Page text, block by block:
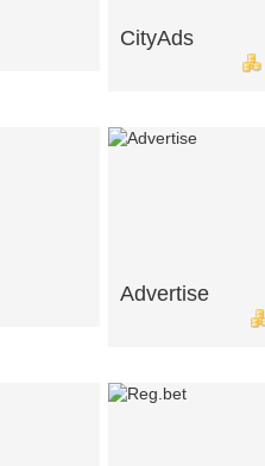
CityAds
Advertise